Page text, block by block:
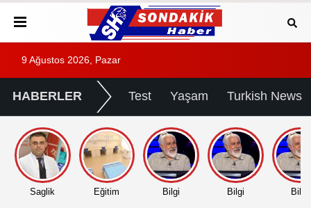
9 Ağustos 2026, Pazar
HABERLER Test Yaşam Turkish News
Saglik Eğitim Bilgi Bilgi Bilgi